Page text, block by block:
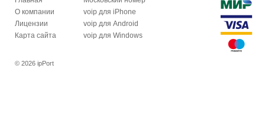
О компании
Лицензии
Карта сайта
voip для iPhone
voip для Android
voip для Windows
© 2026 ipPort